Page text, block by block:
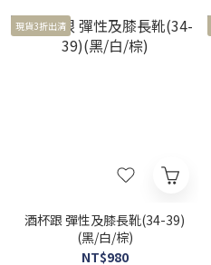
現貨3折出清
酒杯跟 彈性及膝長靴(34-39)
(黑/白/棕)
NT$980